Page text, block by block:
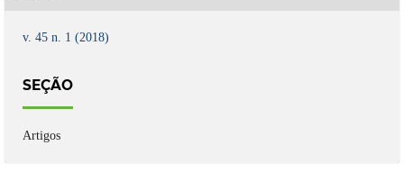
v. 45 n. 1 (2018)
SEÇÃO
Artigos